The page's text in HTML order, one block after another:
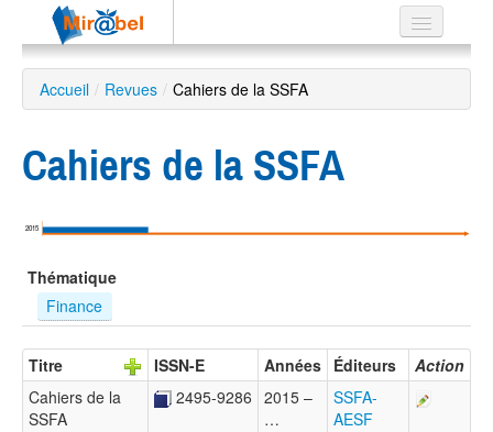
Le réseau
Soutien
Listes
Recherche
avancée
EN
ES
?
Accueil / Revues / Cahiers de la SSFA
Cahiers de la SSFA
2015
Thématique
Finance
Titre ISSN-E Années Éditeurs
Action
Cahiers de la
SSFA
2495-9286 2015 –
…
SSFA-
AESF